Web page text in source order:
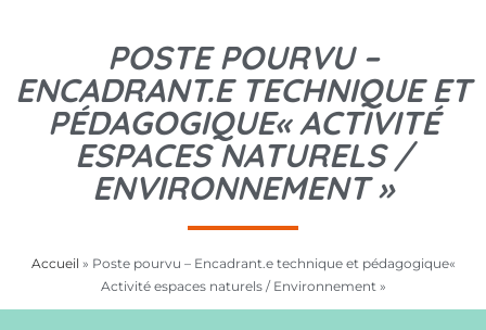
POSTE POURVU –
ENCADRANT.E TECHNIQUE ET
PÉDAGOGIQUE« ACTIVITÉ
ESPACES NATURELS /
ENVIRONNEMENT »
Accueil » Poste pourvu – Encadrant.e technique et pédagogique«
Activité espaces naturels / Environnement »